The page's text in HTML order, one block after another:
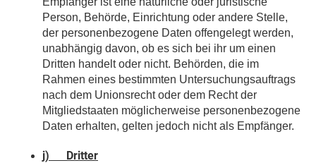
Person, Behörde, Einrichtung oder andere Stelle,
der personenbezogene Daten offengelegt werden,
unabhängig davon, ob es sich bei ihr um einen
Dritten handelt oder nicht. Behörden, die im
Rahmen eines bestimmten Untersuchungsauftrags
nach dem Unionsrecht oder dem Recht der
Mitgliedstaaten möglicherweise personenbezogene
Daten erhalten, gelten jedoch nicht als Empfänger.
j) Dritter